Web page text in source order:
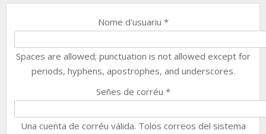
Nome d'usuariu *
Spaces are allowed; punctuation is not allowed except for
periods, hyphens, apostrophes, and underscores.
Señes de corréu *
Una cuenta de corréu válida. Tolos correos del sistema